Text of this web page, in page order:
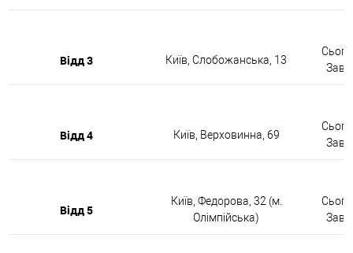
Відд 3 Київ, Слобожанська, 13
Відд 4 Київ, Верховинна, 69
Відд 5
Київ, Федорова, 32 (м.
Олімпійська)